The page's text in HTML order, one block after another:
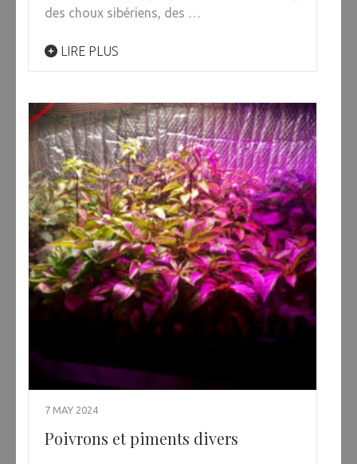
des choux sibériens, des …
LIRE PLUS
7 MAY 2024
Poivrons et piments divers